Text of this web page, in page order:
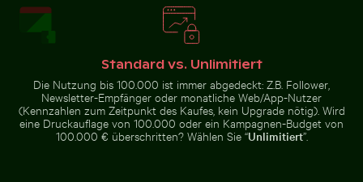
Sonnenuntergangsblick
aus Flugzeugfenster
mit Flügelsilhouette
Mangrovenbaum im Yum Balam Flora und
Fauna Schutzgebiet
Sternennacht über dem Weinberg Mühlensee
Mandarinenten im
Bunter Blumenstrauß
Nahaufnahme eines Malachitfalters auf grünem Blatt
Leuchtend Rosa
Standard vs. Unlimitiert
Die Nutzung bis 100.000 ist immer abgedeckt: Z.B. Follower,
Newsletter-Empfänger oder monatliche Web/App-Nutzer
(Kennzahlen zum Zeitpunkt des Kaufes, kein Upgrade nötig). Wird
eine Druckauflage von 100.000 oder ein Kampagnen-Budget von
100.000 € überschritten? Wählen Sie “Unlimitiert”.